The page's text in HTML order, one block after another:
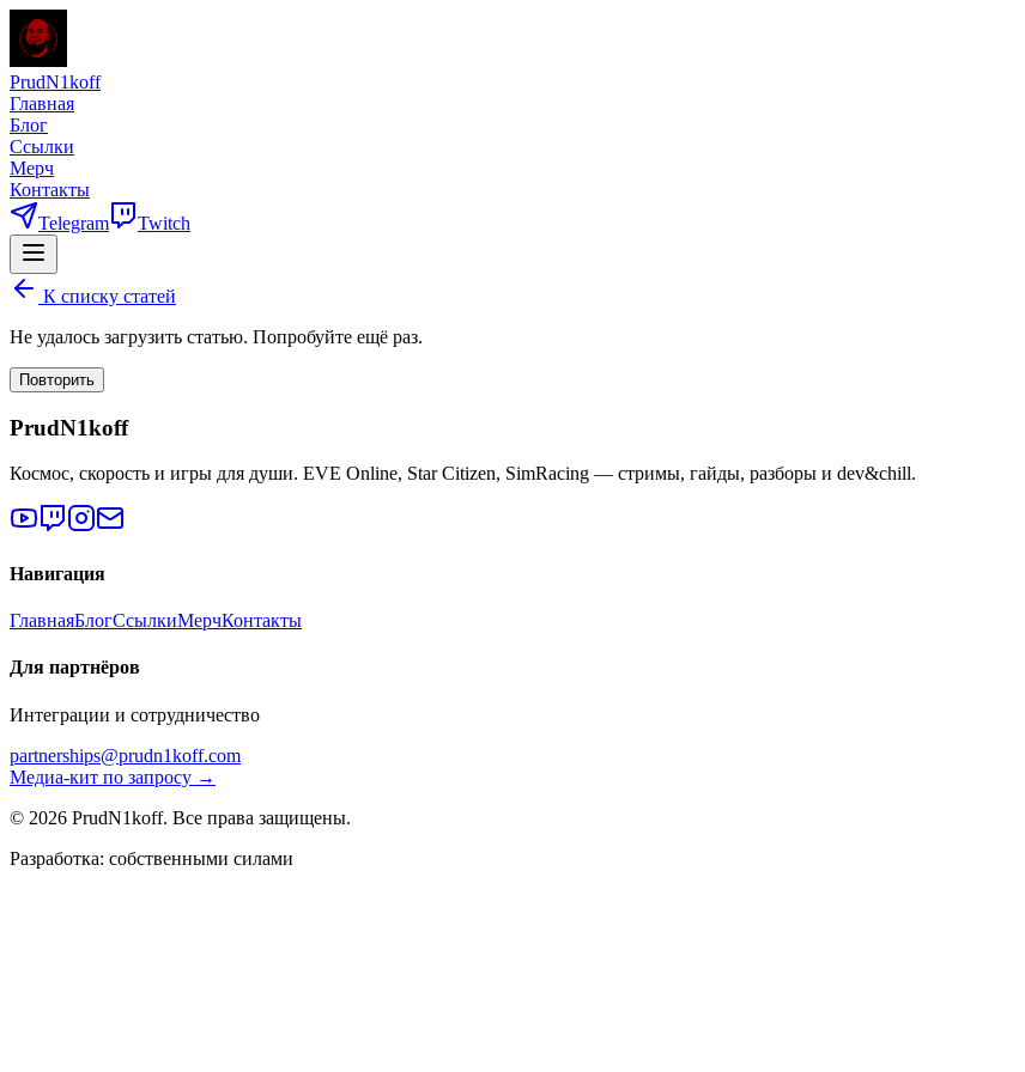
PrudN1koff
Главная
Блог
Ссылки
Мерч
Контакты
Telegram
Twitch
К списку статей
Не удалось загрузить статью. Попробуйте ещё раз.
Повторить
PrudN1koff
Космос, скорость и игры для души. EVE Online, Star Citizen, SimRacing — стримы, гайды, разборы и dev&chill.
Навигация
ГлавнаяБлогСсылкиМерчКонтакты
Для партнёров
Интеграции и сотрудничество
partnerships@prudn1koff.com
Медиа-кит по запросу →
© 2026 PrudN1koff. Все права защищены.
Разработка: собственными силами